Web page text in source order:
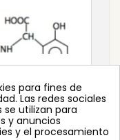
EDDHA:
eficaces
para fines de
Las redes sociales
se utilizan para
y anuncios
y el procesamiento